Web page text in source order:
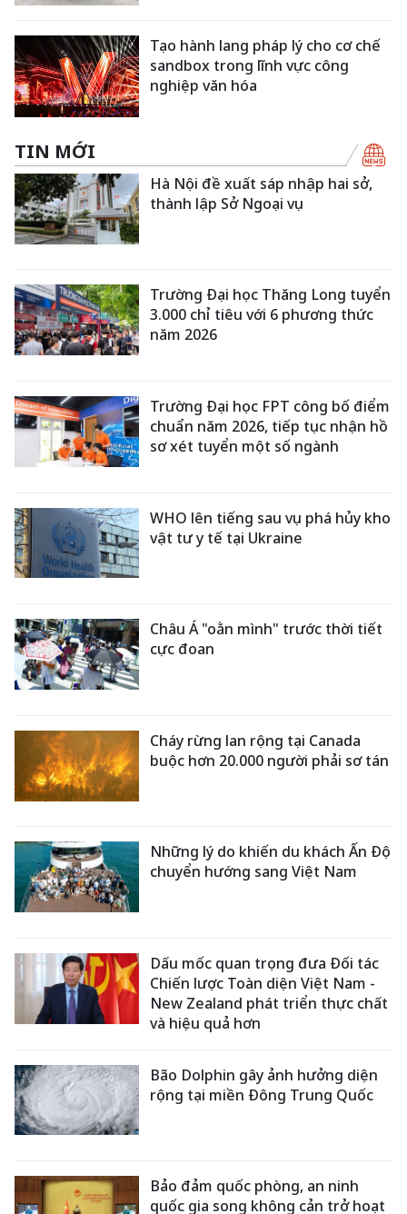
Tạo hành lang pháp lý cho cơ chế
sandbox trong lĩnh vực công
nghiệp văn hóa
TIN MỚI
Hà Nội đề xuất sáp nhập hai sở,
thành lập Sở Ngoại vụ
Trường Đại học Thăng Long tuyển
3.000 chỉ tiêu với 6 phương thức
năm 2026
Trường Đại học FPT công bố điểm
chuẩn năm 2026, tiếp tục nhận hồ
sơ xét tuyển một số ngành
WHO lên tiếng sau vụ phá hủy kho
vật tư y tế tại Ukraine
Châu Á "oằn mình" trước thời tiết
cực đoan
Cháy rừng lan rộng tại Canada
buộc hơn 20.000 người phải sơ tán
Những lý do khiến du khách Ấn Độ
chuyển hướng sang Việt Nam
Dấu mốc quan trọng đưa Đối tác
Chiến lược Toàn diện Việt Nam -
New Zealand phát triển thực chất
và hiệu quả hơn
Bão Dolphin gây ảnh hưởng diện
rộng tại miền Đông Trung Quốc
Bảo đảm quốc phòng, an ninh
quốc gia song không cản trở hoạt